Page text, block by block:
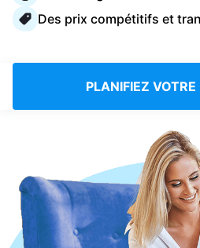
Téléchargez notre application mobile
Suivez-nous
France FR
Des prix compétitifs et
PLANIFIEZ